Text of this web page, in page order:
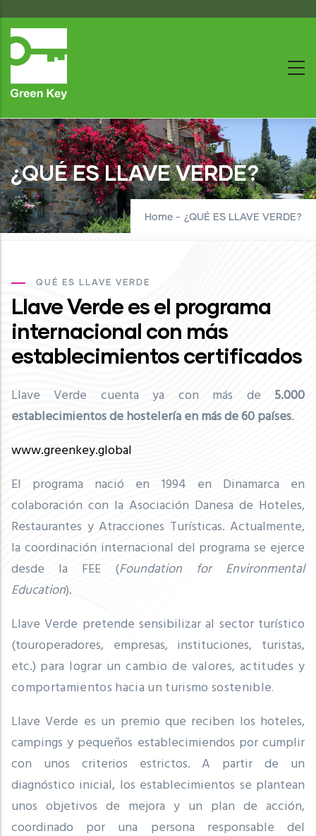
to
main
¿QUÉ ES LLAVE VERDE?
Home - ¿QUÉ ES LLAVE VERDE?
QUÉ ES LLAVE VERDE
Llave Verde es el programa
internacional con más
establecimientos certificados
Llave Verde cuenta ya con más de 5.000
establecimientos de hostelería en más de 60 países.
www.greenkey.global
El programa nació en 1994 en Dinamarca en
colaboración con la Asociación Danesa de Hoteles,
Restaurantes y Atracciones Turísticas. Actualmente,
la coordinación internacional del programa se ejerce
desde la FEE (Foundation for Environmental
Education).
Llave Verde pretende sensibilizar al sector turístico
(touroperadores, empresas, instituciones, turistas,
etc.) para lograr un cambio de valores, actitudes y
comportamientos hacia un turismo sostenible.
Llave Verde es un premio que reciben los hoteles,
campings y pequeños establecimiendos por cumplir
con unos criterios estrictos.A partir de un
diagnóstico inicial, los establecimientos se plantean
unos objetivos de mejora y un plan de acción,
coordinado por una persona responsable del